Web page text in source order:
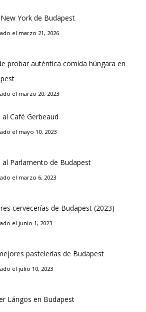
York de Budapest
el marzo 21, 2026
probar auténtica comida húngara en
el marzo 20, 2023
al Café Gerbeaud
el mayo 10, 2023
al Parlamento de Budapest
el marzo 6, 2023
cervecerías de Budapest (2023)
el junio 1, 2023
pastelerías de Budapest
el julio 10, 2023
Lángos en Budapest